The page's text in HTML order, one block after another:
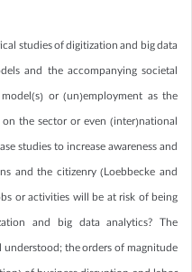
studies of digitization and big data
and the accompanying societal
or (un)employment as the
the sector or even (inter)national
studies to increase awareness and
and the citizenry (Loebbecke and
or activities will be at risk of being
and big data analytics? The
the orders of magnitude